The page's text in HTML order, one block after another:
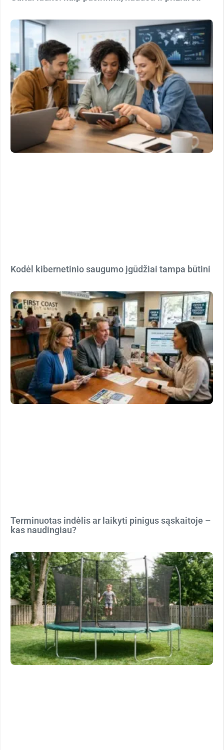
Kodėl kibernetinio saugumo įgūdžiai tampa būtini
Terminuotas indėlis ar laikyti pinigus sąskaitoje –
kas naudingiau?